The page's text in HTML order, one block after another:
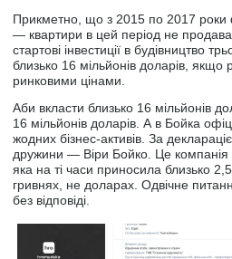
Прикметно, що з 2015 по 2017 роки
— квартири в цей період не
стартові інвестиції в будівництво
близько 16 мільйонів доларів, якщо
ринковими цінами.
Аби вкласти близько 16 мільйонів
16 мільйонів доларів. А в Бойка
жодних бізнес-активів. За
дружини — Віри Бойко. Це компанія
яка на ті часи приносила близько
гривнях, не доларах. Одвічне
без відповіді.